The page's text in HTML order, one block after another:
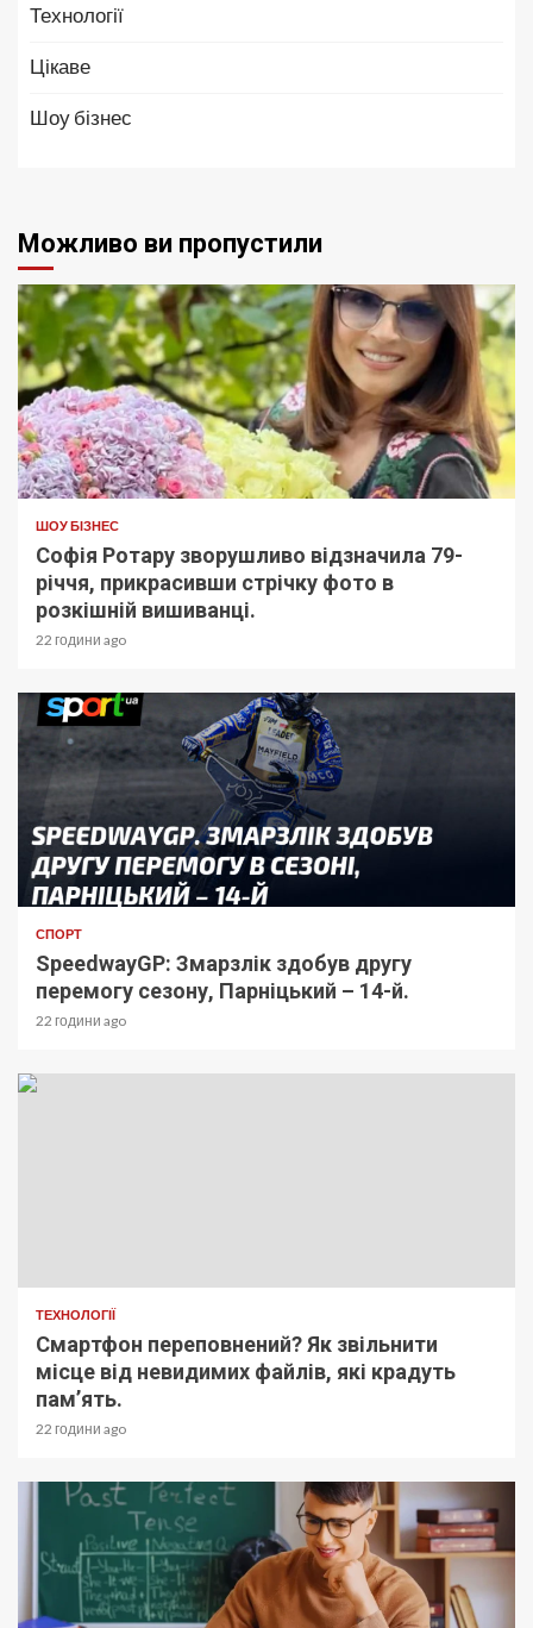
Технології
Цікаве
Шоу бізнес
Можливо ви пропустили
ШОУ БІЗНЕС
Софія Ротару зворушливо відзначила 79-
річчя, прикрасивши стрічку фото в
розкішній вишиванці.
22 години ago
СПОРТ
SpeedwayGP: Змарзлік здобув другу
перемогу сезону, Парніцький – 14-й.
22 години ago
ТЕХНОЛОГІЇ
Смартфон переповнений? Як звільнити
місце від невидимих файлів, які крадуть
пам’ять.
22 години ago